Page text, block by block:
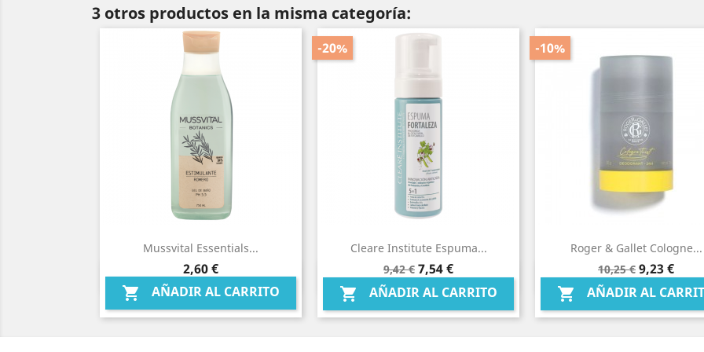
3 otros productos en la misma categoría:
Mussvital Essentials...
Precio
2,60 €
 AÑADIR AL CARRITO
Vista rápida
Cleare Institute Espuma...
Precio
base
9,42 €
-20%
Precio
7,54 €
 AÑADIR AL CARRITO
Vista rápida
Roger & Gallet Cologne...
Precio
base
10,25 €
-10%
Precio
9,23 €
 AÑADIR AL
Vista rápida